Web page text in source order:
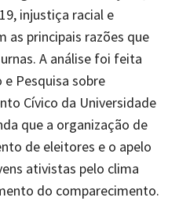
injustiça racial e
as principais razões que
A análise foi feita
Pesquisa sobre
Cívico da Universidade
que a organização de
de eleitores e o apelo
ativistas pelo clima
do comparecimento.